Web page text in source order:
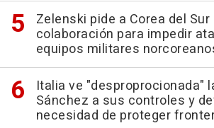
Zelenski pide a Corea del
colaboración para impedir
equipos militares
Italia ve "desproprocionada"
Sánchez a sus controles y
necesidad de proteger